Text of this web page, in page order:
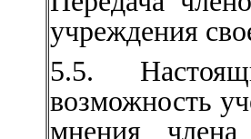
учреждения
5.5.
возможность
мнения члена